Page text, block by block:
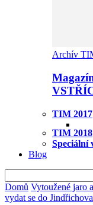
Archív
TIM 2017
TIM 2018
Speciální
Blog
Domů Vytoužené jaro
vydat se do